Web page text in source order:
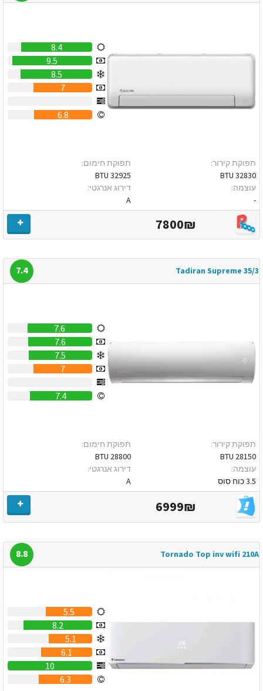
8.4
9.5
8.5
7
6.8
תפוקת קירור:
32830 BTU
עוצמה:
-
תפוקת חימום:
32925 BTU
דירוג אנרגטי:
A
7800₪
Tadiran Supreme 35/3
7.4
7.6
7.6
7.5
7
7.4
תפוקת קירור:
28150 BTU
עוצמה:
3.5 כוח סוס
תפוקת חימום:
28800 BTU
דירוג אנרגטי:
A
6999₪
Tornado Top inv wifi 210A
8.8
5.5
8.2
5.1
6.1
10
6.3